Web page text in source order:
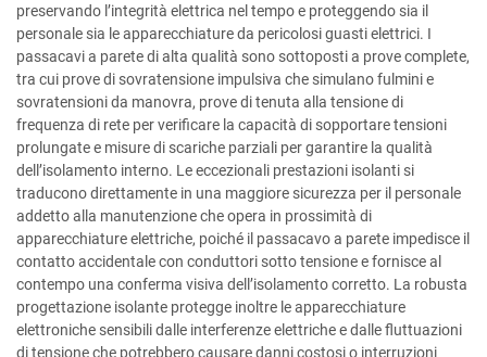
preservando l’integrità elettrica nel tempo e proteggendo sia il
personale sia le apparecchiature da pericolosi guasti elettrici. I
passacavi a parete di alta qualità sono sottoposti a prove complete,
tra cui prove di sovratensione impulsiva che simulano fulmini e
sovratensioni da manovra, prove di tenuta alla tensione di
frequenza di rete per verificare la capacità di sopportare tensioni
prolungate e misure di scariche parziali per garantire la qualità
dell’isolamento interno. Le eccezionali prestazioni isolanti si
traducono direttamente in una maggiore sicurezza per il personale
addetto alla manutenzione che opera in prossimità di
apparecchiature elettriche, poiché il passacavo a parete impedisce il
contatto accidentale con conduttori sotto tensione e fornisce al
contempo una conferma visiva dell’isolamento corretto. La robusta
progettazione isolante protegge inoltre le apparecchiature
elettroniche sensibili dalle interferenze elettriche e dalle fluttuazioni
di tensione che potrebbero causare danni costosi o interruzioni